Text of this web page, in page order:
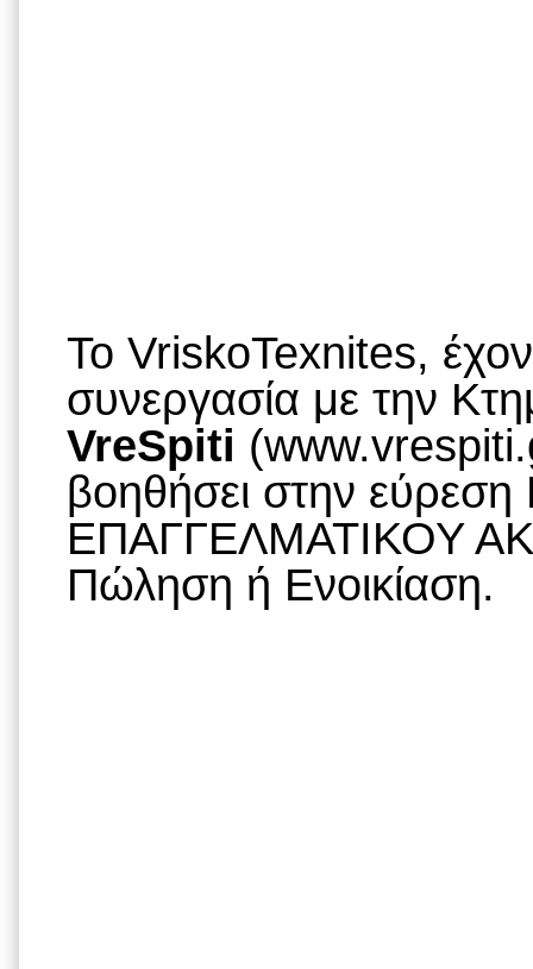
To VriskoTexnites,
συνεργασία με την
VreSpiti
βοηθήσει στην
ΕΠΑΓΓΕΛΜΑΤΙΚΟΥ
Πώληση ή Ενοικίαση.